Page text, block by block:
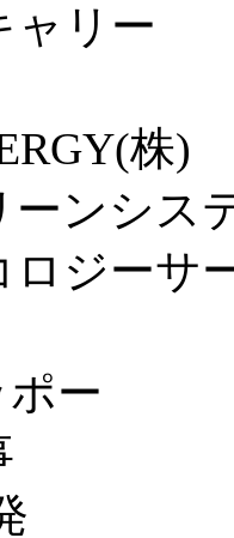
ャリー
株)
ーンシス
ロジーサ
ー